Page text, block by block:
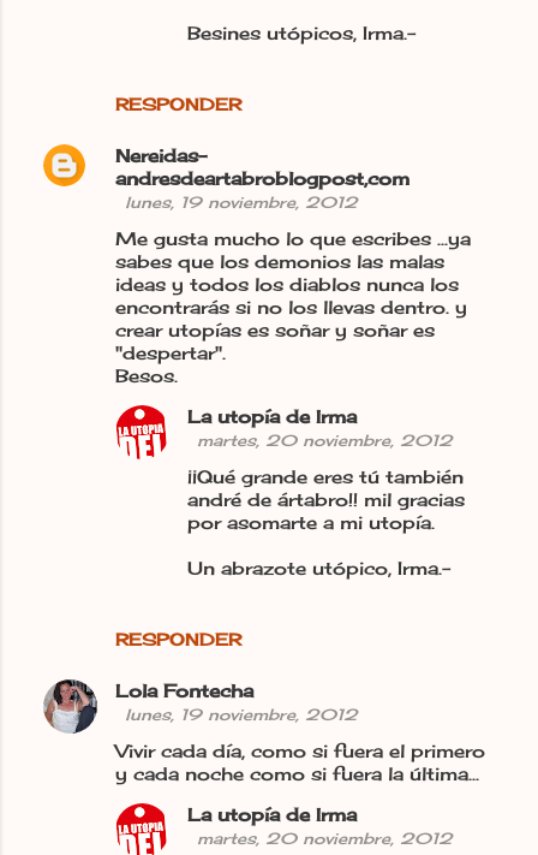
RESPONDER
Besines utópicos, Irma.-
Nereidas-
andresdeartabroblogpost,com
lunes, 19 noviembre, 2012
Me gusta mucho lo que escribes ...ya
sabes que los demonios las malas
ideas y todos los diablos nunca los
encontrarás si no los llevas dentro. y
crear utopías es soñar y soñar es
"despertar".
Besos.
RESPONDER
La utopía de Irma
martes, 20 noviembre, 2012
¡¡Qué grande eres tú también
andré de ártabro!! mil gracias
por asomarte a mi utopía.
Un abrazote utópico, Irma.-
Lola Fontecha
lunes, 19 noviembre, 2012
Vivir cada día, como si fuera el primero
y cada noche como si fuera la última...
La utopía de Irma
martes, 20 noviembre, 2012